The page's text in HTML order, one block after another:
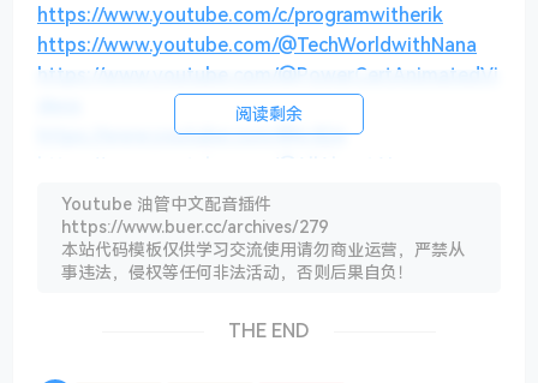
https://www.youtube.com/c/programwitherik
https://www.youtube.com/@TechWorldwithNana
https://www.youtube.com/@PowerCertAnimatedVi
https://www.youtube.com/@6.824
热门话题
如何提升外语学习效率？
阅读剩余
Youtube 油管中文配音插件
https://www.buer.cc/archives/279
本站代码模板仅供学习交流使用请勿商业运营，严禁从
事违法，侵权等任何非法活动，否则后果自负！
THE END